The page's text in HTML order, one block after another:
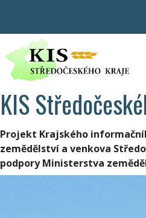
KIS
Projekt Krajského
zemědělství a venkova
podpory Ministerstva